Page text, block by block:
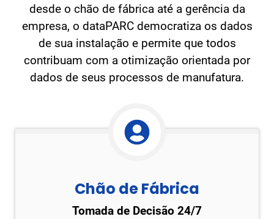
desde o chão de fábrica até a gerência da
empresa, o dataPARC democratiza os dados
de sua instalação e permite que todos
contribuam com a otimização orientada por
dados de seus processos de manufatura.
Chão de Fábrica
Tomada de Decisão 24/7